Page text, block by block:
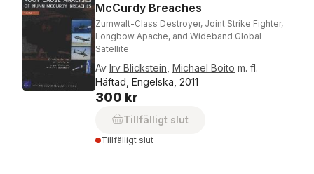
McCurdy Breaches
Zumwalt-Class Destroyer, Joint Strike Fighter,
Longbow Apache, and Wideband Global
Satellite
Av Irv Blickstein Michael Boito m. fl.
Häftad, Engelska, 2011
300 kr
Tillfälligt slut
Tillfälligt slut